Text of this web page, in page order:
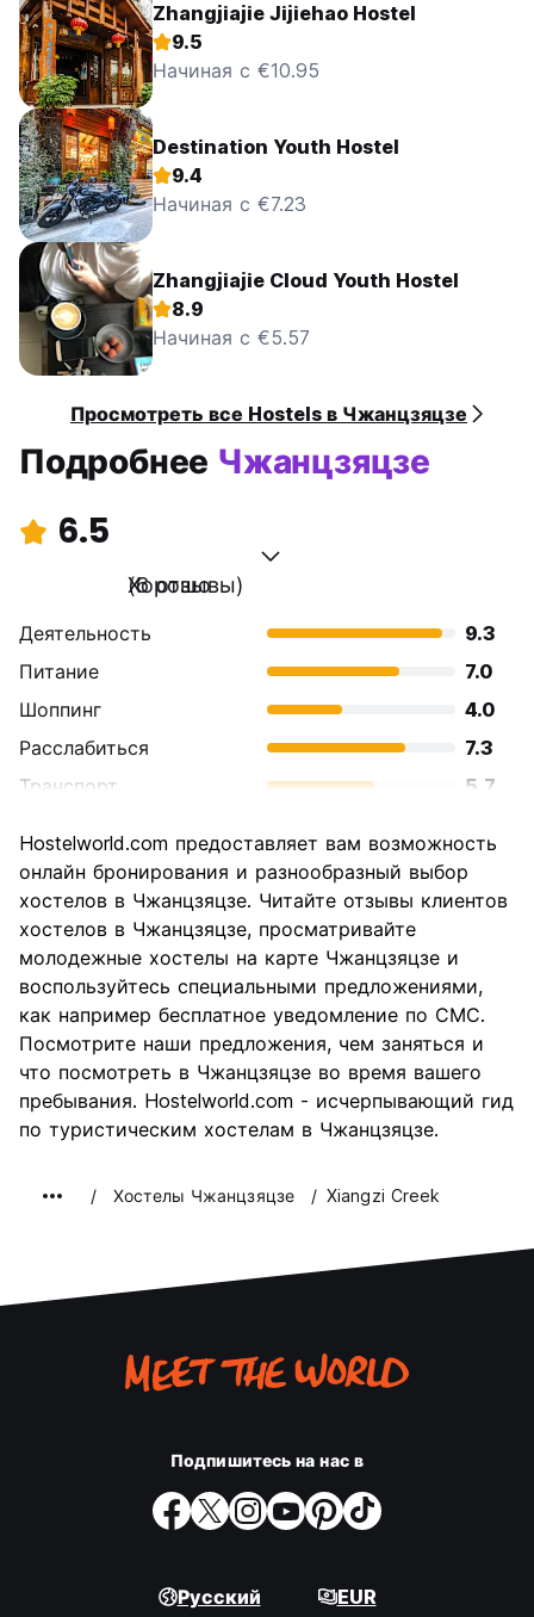
Zhangjiajie Jijiehao Hostel
9.5
Начиная с €10.95
Destination Youth Hostel
9.4
Начиная с €7.23
Zhangjiajie Cloud Youth Hostel
8.9
Начиная с €5.57
Просмотреть все Hostels в Чжанцзяцзе
Подробнее Чжанцзяцзе
6.5
Хорошо
(6 отзывы)
Деятельность
9.3
Питание
7.0
Шоппинг
4.0
Расслабиться
7.3
Транспорт
5.7
достопримечательностей
8.0
Культура
6.3
Ночная жизнь
Соотношение цены и
качества
7.0
Hostelworld.com предоставляет вам возможность
онлайн бронирования и разнообразный выбор
хостелов в Чжанцзяцзе. Читайте отзывы клиентов
хостелов в Чжанцзяцзе, просматривайте
молодежные хостелы на карте Чжанцзяцзе и
воспользуйтесь специальными предложениями,
как например бесплатное уведомление по СМС.
Посмотрите наши предложения, чем заняться и
что посмотреть в Чжанцзяцзе во время вашего
пребывания. Hostelworld.com - исчерпывающий гид
по туристическим хостелам в Чжанцзяцзе.
Хостелы Чжанцзяцзе Xiangzi Creek
Подпишитесь на нас в
Русский EUR